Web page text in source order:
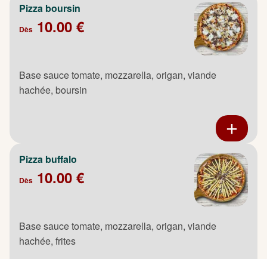
Pizza boursin
Dès 10.00 €
Base sauce tomate, mozzarella, origan, viande
hachée, boursin
Pizza buffalo
Dès 10.00 €
Base sauce tomate, mozzarella, origan, viande
hachée, frites